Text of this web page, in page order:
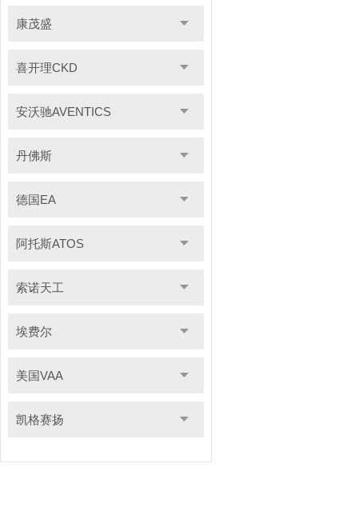
康茂盛
喜开理CKD
安沃驰AVENTICS
丹佛斯
德国EA
阿托斯ATOS
索诺天工
埃费尔
美国VAA
凯格赛扬